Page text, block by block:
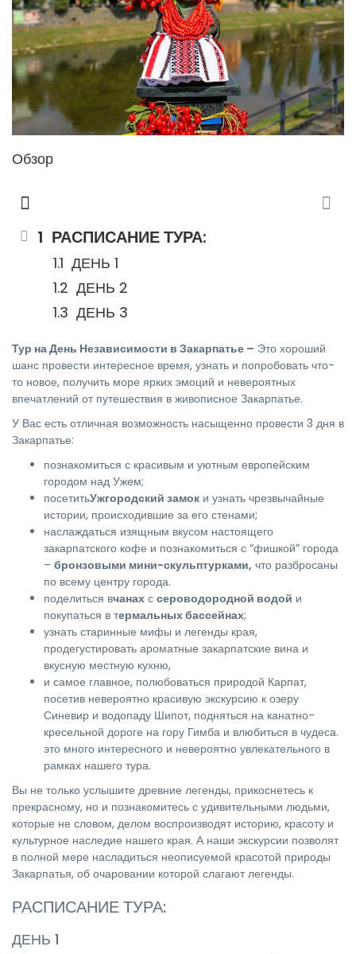
Обзор
РАСПИСАНИЕ ТУРА:
ДЕНЬ 1
ДЕНЬ 2
ДЕНЬ 3
Тур на День Независимости в Закарпатье – Это хороший
шанс провести интересное время, узнать и попробовать что-
то новое, получить море ярких эмоций и невероятных
впечатлений от путешествия в живописное Закарпатье.
У Вас есть отличная возможность насыщенно провести 3 дня в
Закарпатье:
познакомиться с красивым и уютным европейским
городом над Ужем;
посетитьУжгородский замок и узнать чрезвычайные
истории, происходившие за его стенами;
наслаждаться изящным вкусом настоящего
закарпатского кофе и познакомиться с “фишкой” города
– бронзовыми мини-скульптурками, что разбросаны
по всему центру города.
поделиться вчанах с сероводородной водой и
покупаться в термальных бассейнах;
узнать старинные мифы и легенды края,
продегустировать ароматные закарпатские вина и
вкусную местную кухню,
и самое главное, полюбоваться природой Карпат,
посетив невероятно красивую экскурсию к озеру
Синевир и водопаду Шипот, подняться на канатно-
кресельной дороге на гору Гимба и влюбиться в чудеса.
это много интересного и невероятно увлекательного в
рамках нашего тура.
Вы не только услышите древние легенды, прикоснетесь к
прекрасному, но и познакомитесь с удивительными людьми,
которые не словом, делом воспроизводят историю, красоту и
культурное наследие нашего края. А наши экскурсии позволят
в полной мере насладиться неописуемой красотой природы
Закарпатья, об очаровании которой слагают легенды.
РАСПИСАНИЕ ТУРА:
ДЕНЬ 1